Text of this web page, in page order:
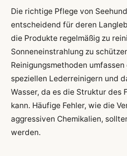
Die richtige Pflege von
entscheidend für deren
die Produkte regelmäßig zu
Sonneneinstrahlung zu
Reinigungsmethoden
speziellen Lederreinigern und
Wasser, da es die Struktur des
kann. Häufige Fehler, wie die
aggressiven Chemikalien,
werden.